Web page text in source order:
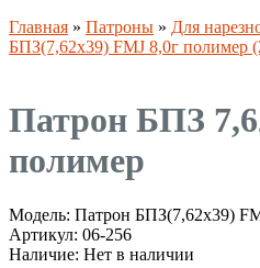
Главная » Патроны » Для
БПЗ(7,62х39) FMJ 8,0г полимер
Патрон БПЗ
полимер
Модель: Патрон БПЗ(7,62х39)
Артикул: 06-256
Наличие: Нет в наличии